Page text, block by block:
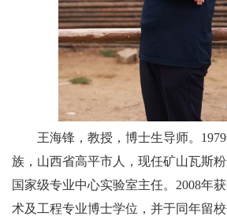
王海锋，教授，博士生导师。 1979
族，山西省高平市人，现任矿山瓦斯
国家级专业中心实验室主任。 2008年
术及工程专业博士学位，并于同年留